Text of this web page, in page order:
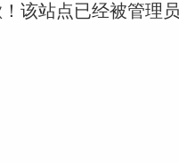
该站点已经被管理